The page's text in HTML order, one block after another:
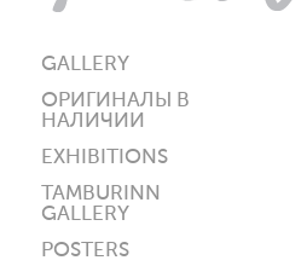
GALLERY
ОРИГИНАЛЫ В
НАЛИЧИИ
EXHIBITIONS
TAMBURINN
GALLERY
POSTERS